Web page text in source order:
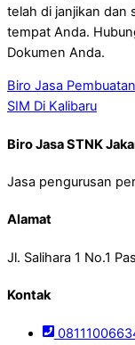
telah di janjikan dan
tempat Anda.
Dokumen Anda.
Biro Jasa
SIM Di Kalibaru
Biro Jasa STNK
Jasa pengurusan
Alamat
Jl. Salihara 1 No.1
Kontak